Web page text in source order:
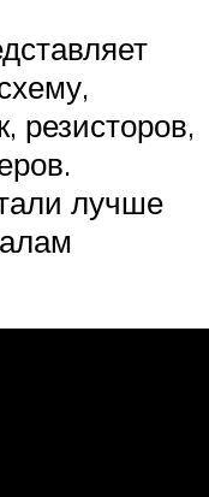
резисторов,
лучше